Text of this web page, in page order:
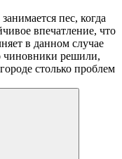
пес, когда
впечатление, что
в данном случае
чиновники решили,
столько проблем